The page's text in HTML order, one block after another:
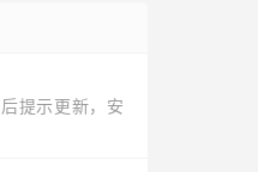
提示更新，安